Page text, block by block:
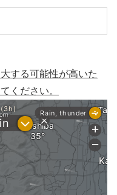
する可能性が高いた
ください。